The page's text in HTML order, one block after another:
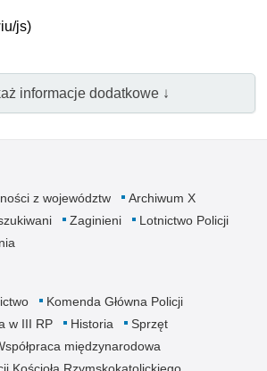
js)
informacje dodatkowe ↓
z województw
Archiwum X
Zaginieni
Lotnictwo Policji
Komenda Główna Policji
w III RP Historia
Sprzęt
międzynarodowa